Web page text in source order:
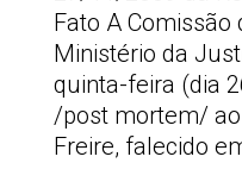
Fato A Comissão
Ministério da
quinta-feira (dia
/post mortem/
Freire, falecido